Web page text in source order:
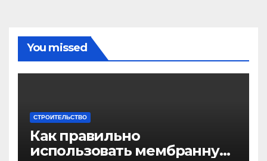
You missed
СТРОИТЕЛЬСТВО
Как правильно
использовать мембранную